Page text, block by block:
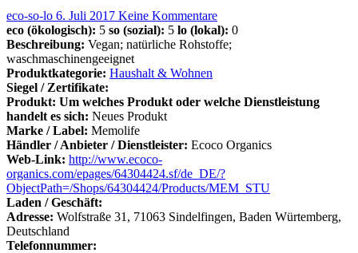
eco-so-lo 6. Juli 2017 Keine Kommentare
eco (ökologisch): 5 so (sozial): 5 lo (lokal): 0
Beschreibung: Vegan; natürliche Rohstoffe;
waschmaschinengeeignet
Produktkategorie: Haushalt & Wohnen
Siegel / Zertifikate:
Produkt: Um welches Produkt oder welche Dienstleistung
handelt es sich: Neues Produkt
Marke / Label: Memolife
Händler / Anbieter / Dienstleister: Ecoco Organics
Web-Link: http://www.ecoco-
organics.com/epages/64304424.sf/de_DE/?
ObjectPath=/Shops/64304424/Products/MEM_STU
Laden / Geschäft:
Adresse: Wolfstraße 31, 71063 Sindelfingen, Baden Würtemberg,
Deutschland
Telefonnummer: